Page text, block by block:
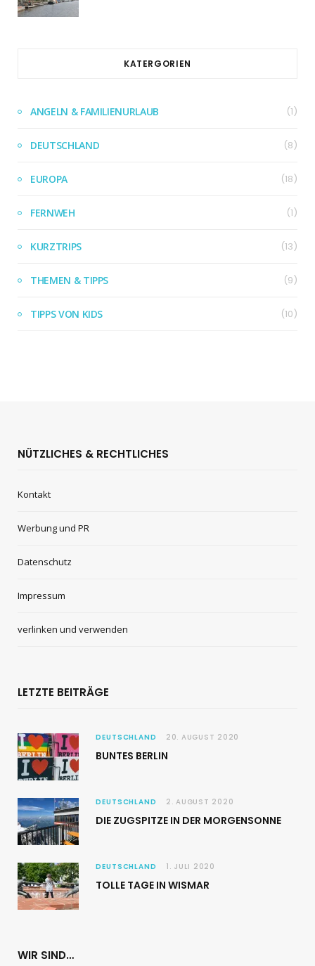
KATERGORIEN
ANGELN & FAMILIENURLAUB (1)
DEUTSCHLAND (8)
EUROPA (18)
FERNWEH (1)
KURZTRIPS (13)
THEMEN & TIPPS (9)
TIPPS VON KIDS (10)
NÜTZLICHES & RECHTLICHES
Kontakt
Werbung und PR
Datenschutz
Impressum
verlinken und verwenden
LETZTE BEITRÄGE
DEUTSCHLAND 20. AUGUST 2020
BUNTES BERLIN
DEUTSCHLAND 2. AUGUST 2020
DIE ZUGSPITZE IN DER MORGENSONNE
DEUTSCHLAND 1. JULI 2020
TOLLE TAGE IN WISMAR
WIR SIND…